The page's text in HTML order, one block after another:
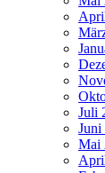
Juli
Juni
Mai